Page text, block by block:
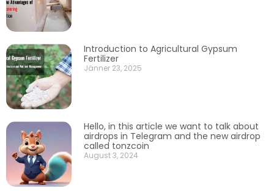
Introduction to Agricultural Gypsum
Fertilizer
Jänner 23, 2025
Hello, in this article we want to talk about
airdrops in Telegram and the new airdrop
called tonzcoin
August 3, 2024